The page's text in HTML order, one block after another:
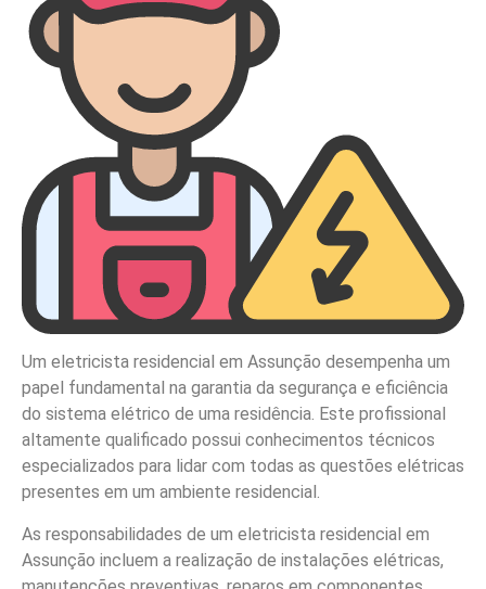
Um eletricista residencial em Assunção desempenha um
papel fundamental na garantia da segurança e eficiência
do sistema elétrico de uma residência. Este profissional
altamente qualificado possui conhecimentos técnicos
especializados para lidar com todas as questões elétricas
presentes em um ambiente residencial.
As responsabilidades de um eletricista residencial em
Assunção incluem a realização de instalações elétricas,